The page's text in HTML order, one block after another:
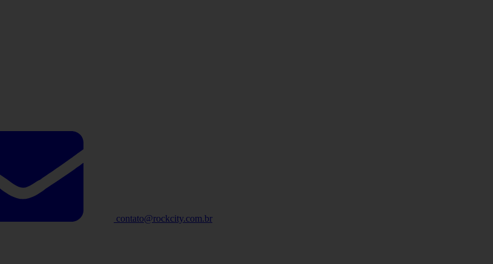
contato@rockcity.com.br